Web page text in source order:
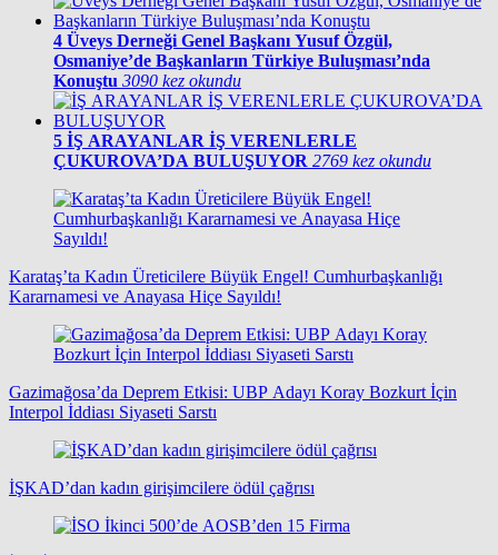
4 Üveys Derneği Genel Başkanı Yusuf Özgül,
Osmaniye’de Başkanların Türkiye Buluşması’nda
Konuştu 3090 kez okundu
5 İŞ ARAYANLAR İŞ VERENLERLE
ÇUKUROVA’DA BULUŞUYOR 2769 kez okundu
Karataş’ta Kadın Üreticilere Büyük Engel! Cumhurbaşkanlığı
Kararnamesi ve Anayasa Hiçe Sayıldı!
Gazimağosa’da Deprem Etkisi: UBP Adayı Koray Bozkurt İçin
Interpol İddiası Siyaseti Sarstı
İŞKAD’dan kadın girişimcilere ödül çağrısı